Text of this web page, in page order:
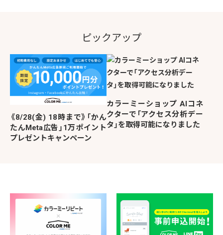
ピックアップ
《8/28(金) 18時まで》「かん
たんMeta広告」1万ポイント
プレゼントキャンペーン
カラーミーショップ AIコネ
クターで「アクセス分析デー
タ」を取得可能になりました